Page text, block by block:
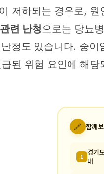
저하되는 경우로,
련 난청으로는 당뇨
청도 있습니다. 중
된 위험 요인에 해
🔗 함께
1 경기
내